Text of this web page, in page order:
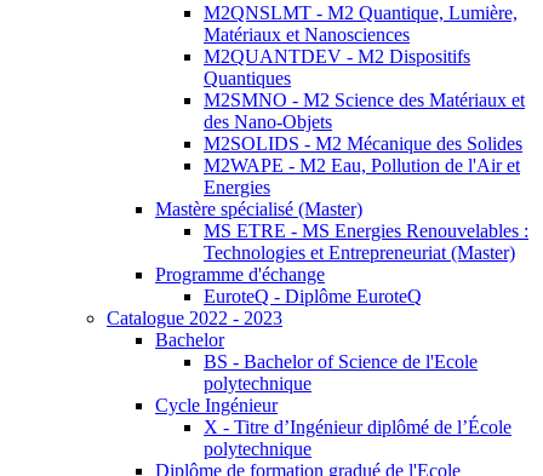
M2QNSLMT - M2 Quantique, Lumière,
Matériaux et Nanosciences
M2QUANTDEV - M2 Dispositifs
Quantiques
M2SMNO - M2 Science des Matériaux et
des Nano-Objets
M2SOLIDS - M2 Mécanique des Solides
M2WAPE - M2 Eau, Pollution de l'Air et
Energies
Mastère spécialisé (Master)
MS ETRE - MS Energies Renouvelables :
Technologies et Entrepreneuriat (Master)
Programme d'échange
EuroteQ - Diplôme EuroteQ
Catalogue 2022 - 2023
Bachelor
BS - Bachelor of Science de l'Ecole
polytechnique
Cycle Ingénieur
X - Titre d’Ingénieur diplômé de l’École
polytechnique
Diplôme de formation gradué de l'Ecole